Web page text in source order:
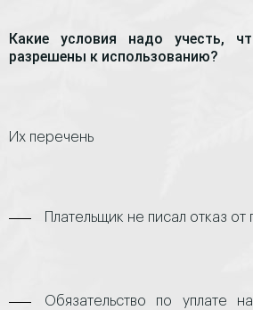
Какие условия надо учесть,
разрешены к использованию?
Их перечень
Плательщик не писал отказ от
Обязательство по уплате